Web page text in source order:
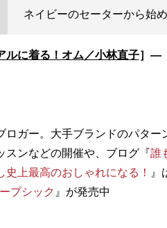
ネイビーのセーターから始
ルに着る！オム／小林直子］―
ロガー。大手ブランドのパタ
スンなどの開催や、ブログ『誰
史上最高のおしゃれになる！ 』
プシック 』が発売中